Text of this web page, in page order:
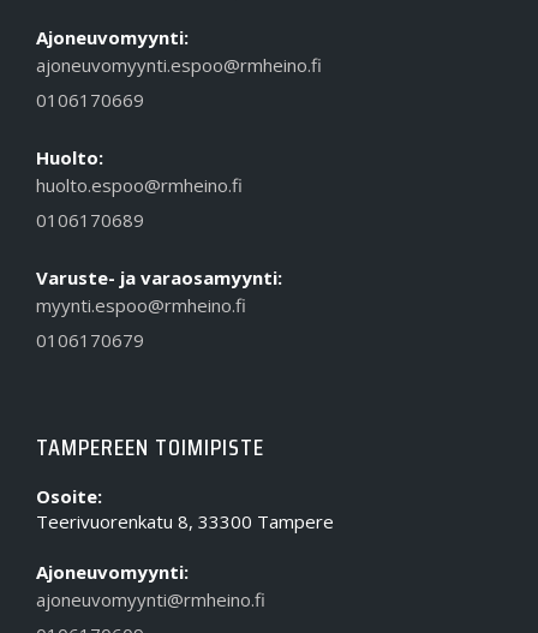
Ajoneuvomyynti:
ajoneuvomyynti.espoo@rmheino.fi
0106170669
Huolto:
huolto.espoo@rmheino.fi
0106170689
Varuste- ja varaosamyynti:
myynti.espoo@rmheino.fi
0106170679
TAMPEREEN TOIMIPISTE
Osoite:
Teerivuorenkatu 8, 33300 Tampere
Ajoneuvomyynti:
ajoneuvomyynti@rmheino.fi